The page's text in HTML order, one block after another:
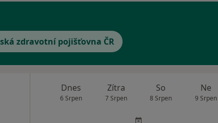
zdravotní pojišťovna ČR
Dnes
6 Srpen
Zítra
7 Srpen
So
8 Srpen
Ne
9 Srpen